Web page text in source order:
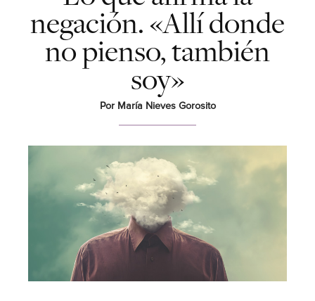
negación. «Allí donde
no pienso, también
soy»
Por María Nieves Gorosito